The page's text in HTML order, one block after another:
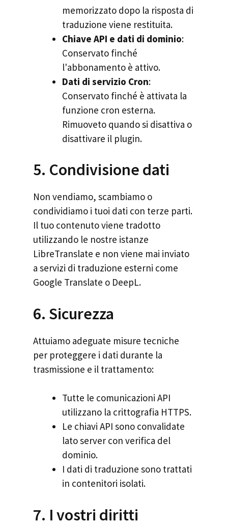
memorizzato dopo la risposta di
traduzione viene restituita.
Chiave API e dati di dominio:
Conservato finché
l'abbonamento è attivo.
Dati di servizio Cron:
Conservato finché è attivata la
funzione cron esterna.
Rimuoveto quando si disattiva o
disattivare il plugin.
5. Condivisione dati
Non vendiamo, scambiamo o
condividiamo i tuoi dati con terze parti.
Il tuo contenuto viene tradotto
utilizzando le nostre istanze
LibreTranslate e non viene mai inviato
a servizi di traduzione esterni come
Google Translate o DeepL.
6. Sicurezza
Attuiamo adeguate misure tecniche
per proteggere i dati durante la
trasmissione e il trattamento:
Tutte le comunicazioni API
utilizzano la crittografia HTTPS.
Le chiavi API sono convalidate
lato server con verifica del
dominio.
I dati di traduzione sono trattati
in contenitori isolati.
7. I vostri diritti